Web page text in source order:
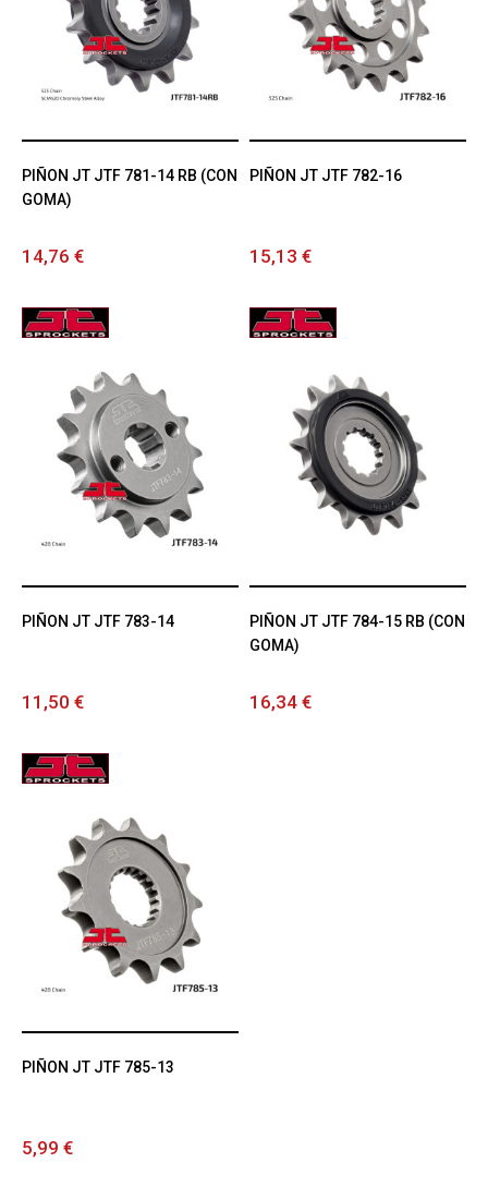
PIÑON JT JTF 781-14 RB (CON
GOMA)
14,76 €
PIÑON JT JTF 782-16
15,13 €
PIÑON JT JTF 783-14
11,50 €
PIÑON JT JTF 784-15 RB (CON
GOMA)
16,34 €
PIÑON JT JTF 785-13
5,99 €